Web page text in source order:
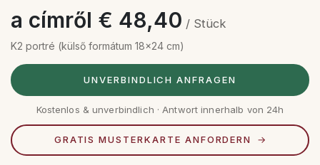
a címről € 48,40 / Stück
K2 portré (külső formátum 18x24 cm)
UNVERBINDLICH ANFRAGEN
Kostenlos & unverbindlich · Antwort innerhalb von 24h
GRATIS MUSTERKARTE ANFORDERN